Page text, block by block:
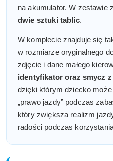
na akumulator. W zestawie
dwie sztuki tablic.
W komplecie znajduje się
w rozmiarze oryginalnego
zdjęcie i dane małego
identyfikator oraz smycz
dzięki którym dziecko
„prawo jazdy” podczas
który zwiększa realizm
radości podczas